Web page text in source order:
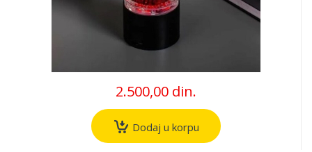
2.500,00 din.
Dodaj u korpu